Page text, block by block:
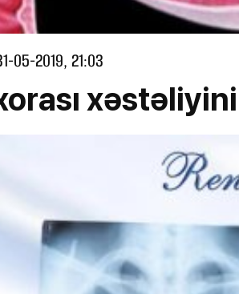
05-2019, 21:03